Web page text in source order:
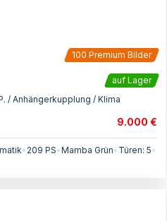
100 Premium Bilder
auf Lager
/ Anhängerkupplung / Klima
9.000 €
• 209 PS•Mamba Grün• Türen: 5•